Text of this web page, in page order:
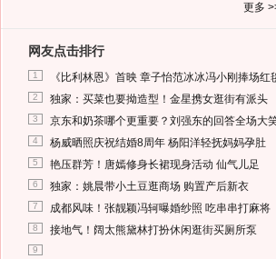
更多
网友点击排行
1 《比利林恩》首映 章子怡范冰冰冯小刚捧场红
2 独家：买菜也要拗造型！金星携女逛街有派头
3 京东和奶茶哪个更重要？刘强东的回答全场大
4 杨威晒照庆祝结婚8周年 杨阳洋轻抚妈妈孕肚
5 艳压群芳！唐嫣修身长裙现身活动 仙气儿足
6 独家：姚晨带小土豆逛商场 购置产后新衣
7 成都风味！张靓颖冯轲曝婚纱照 吃串串打麻将
8 接地气！阔太熊黛林打扮休闲逛街买厕所泵
9